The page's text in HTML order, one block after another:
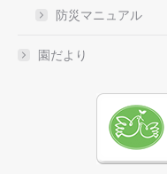
防災マニュアル
園だより